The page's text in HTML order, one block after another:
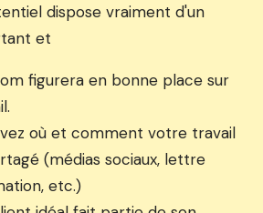
dispose vraiment d'un
et
figurera en bonne place sur
où et comment votre travail
(médias sociaux, lettre
etc.)